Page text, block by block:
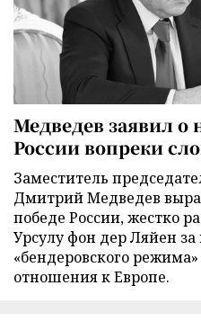
Медведев заявил о
России вопреки
Заместитель
Дмитрий Медведев
победе России, жестко
Урсулу фон дер Ляйен
«бендеровского
отношения к Европе.